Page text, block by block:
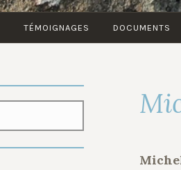
TÉMOIGNAGES DOCUMENTS